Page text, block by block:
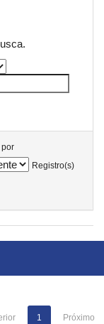
por
Registro(s)
1 Próximo